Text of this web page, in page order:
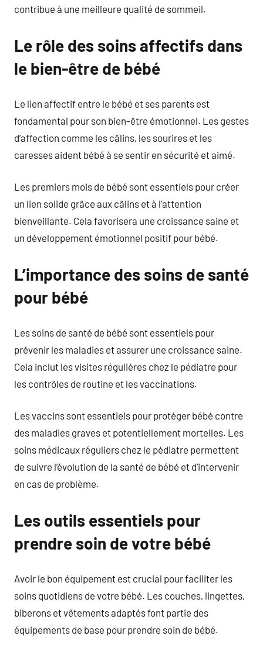
contribue à une meilleure qualité de sommeil.
Le rôle des soins affectifs dans
le bien-être de bébé
Le lien affectif entre le bébé et ses parents est
fondamental pour son bien-être émotionnel. Les gestes
d’affection comme les câlins, les sourires et les
caresses aident bébé à se sentir en sécurité et aimé.
Les premiers mois de bébé sont essentiels pour créer
un lien solide grâce aux câlins et à l’attention
bienveillante. Cela favorisera une croissance saine et
un développement émotionnel positif pour bébé.
L’importance des soins de santé
pour bébé
Les soins de santé de bébé sont essentiels pour
prévenir les maladies et assurer une croissance saine.
Cela inclut les visites régulières chez le pédiatre pour
les contrôles de routine et les vaccinations.
Les vaccins sont essentiels pour protéger bébé contre
des maladies graves et potentiellement mortelles. Les
soins médicaux réguliers chez le pédiatre permettent
de suivre l’évolution de la santé de bébé et d’intervenir
en cas de problème.
Les outils essentiels pour
prendre soin de votre bébé
Avoir le bon équipement est crucial pour faciliter les
soins quotidiens de votre bébé. Les couches, lingettes,
biberons et vêtements adaptés font partie des
équipements de base pour prendre soin de bébé.